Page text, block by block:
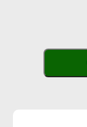
Old Prince
y Arroz Integral